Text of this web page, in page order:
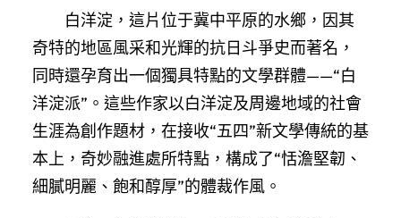
白洋淀，這片位于冀中平原的水鄉，因其
奇特的地區風采和光輝的抗日斗爭史而著名，
同時還孕育出一個獨具特點的文學群體——“白
洋淀派”。這些作家以白洋淀及周邊地域的社會
生涯為創作題材，在接收“五四”新文學傳統的基
本上，奇妙融進處所特點，構成了“恬澹堅韌、
細膩明麗、飽和醇厚”的體裁作風。